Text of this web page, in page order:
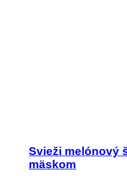
Svieži melónový
mäskom